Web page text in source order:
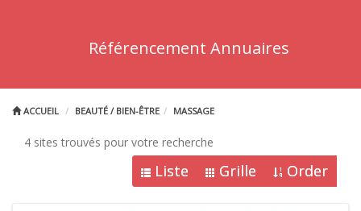
Référencement Annuaires
ACCUEIL BEAUTÉ / BIEN-ÊTRE MASSAGE
4 sites trouvés pour votre recherche
Liste Grille Order